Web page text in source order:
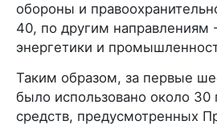
обороны и
40, по другим направлениям
энергетики и
Таким образом, за первые
было использовано около 30
средств, предусмотренных